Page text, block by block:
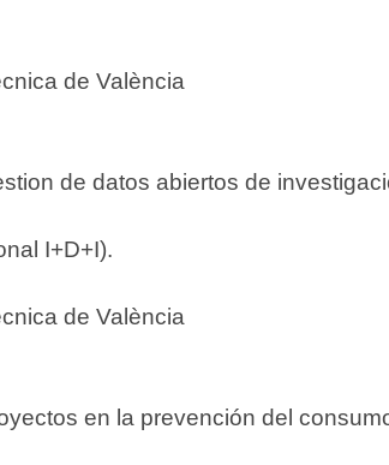
de València
de datos abiertos de
I+D+I).
de València
en la prevención del